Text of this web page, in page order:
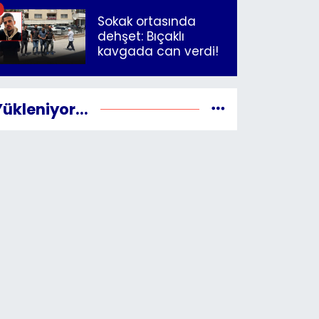
İzmir"
Sokak ortasında
dehşet: Bıçaklı
kavgada can verdi!